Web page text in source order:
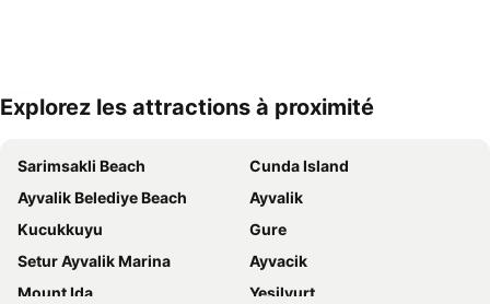
Explorez les attractions à proximité
Sarimsakli Beach
Cunda Island
Ayvalik Belediye Beach
Ayvalik
Kucukkuyu
Gure
Setur Ayvalik Marina
Ayvacik
Mount Ida
Yesilyurt